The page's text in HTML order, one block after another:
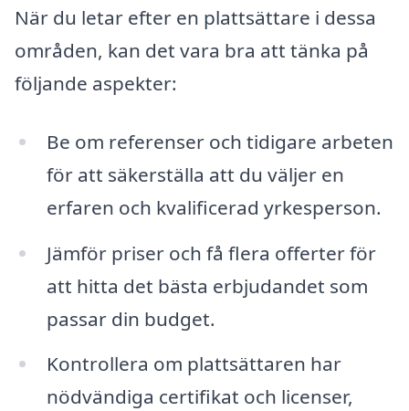
När du letar efter en plattsättare i dessa
områden, kan det vara bra att tänka på
följande aspekter:
Be om referenser och tidigare arbeten
för att säkerställa att du väljer en
erfaren och kvalificerad yrkesperson.
Jämför priser och få flera offerter för
att hitta det bästa erbjudandet som
passar din budget.
Kontrollera om plattsättaren har
nödvändiga certifikat och licenser,